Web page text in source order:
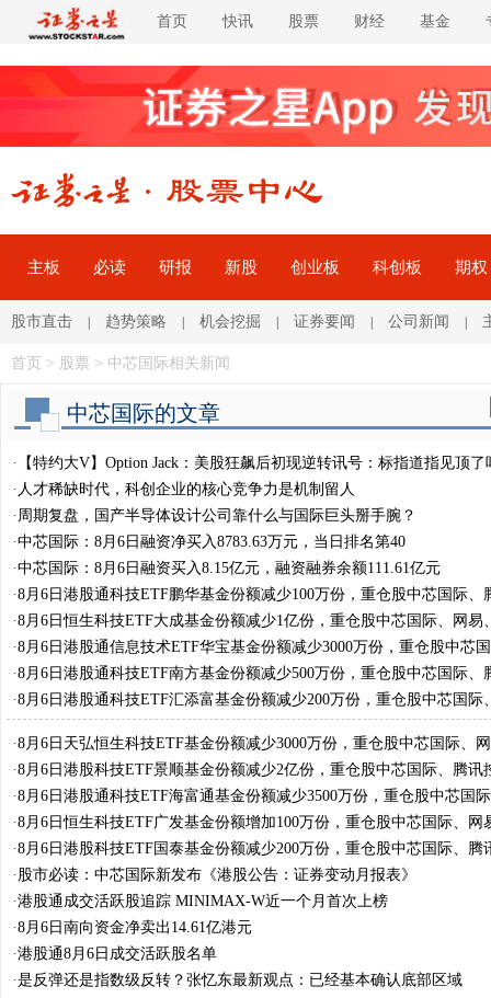
首页 快讯 股票 财经 基金
主板 必读 研报 新股 创业板 科创板 期权
股市直击 | 趋势策略 | 机会挖掘 | 证券要闻 | 公司新闻 |
首页 > 股票 > 中芯国际相关新闻
中芯国际的文章
·
【特约大V】Option Jack：美股狂飙后初现逆转讯号：标指道指见顶了
· 人才稀缺时代，科创企业的核心竞争力是机制留人
· 周期复盘，国产半导体设计公司靠什么与国际巨头掰手腕？
·中芯国际：8月6日融资净买入8783.63万元，当日排名第40
·中芯国际：8月6日融资买入8.15亿元，融资融券余额111.61亿元
·8月6日港股通科技ETF鹏华基金份额减少100万份，重仓股中芯国际、
美团-W
·8月6日恒生科技ETF大成基金份额减少1亿份，重仓股中芯国际、网易
·8月6日港股通信息技术ETF华宝基金份额减少3000万份，重仓股中芯
宏力、联想集团
·8月6日港股通科技ETF南方基金份额减少500万份，重仓股中芯国际、
美团-W
·8月6日港股通科技ETF汇添富基金份额减少200万份，重仓股中芯国际
股、美团-W
·8月6日天弘恒生科技ETF基金份额减少3000万份，重仓股中芯国际、
控股
·8月6日港股科技ETF景顺基金份额减少2亿份，重仓股中芯国际、腾讯
团-W
·8月6日港股通科技ETF海富通基金份额减少3500万份，重仓股中芯国
股、美团-W
·8月6日恒生科技ETF广发基金份额增加100万份，重仓股中芯国际、网
股
·8月6日港股科技ETF国泰基金份额减少200万份，重仓股中芯国际、腾
团-W
· 股市必读：中芯国际新发布《港股公告：证券变动月报表》
·港股通成交活跃股追踪 MINIMAX-W近一个月首次上榜
·8月6日南向资金净卖出14.61亿港元
·港股通8月6日成交活跃股名单
·是反弹还是指数级反转？张忆东最新观点：已经基本确认底部区域